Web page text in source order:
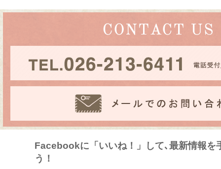
Facebookに「いいね！」して､最新情報を
う！